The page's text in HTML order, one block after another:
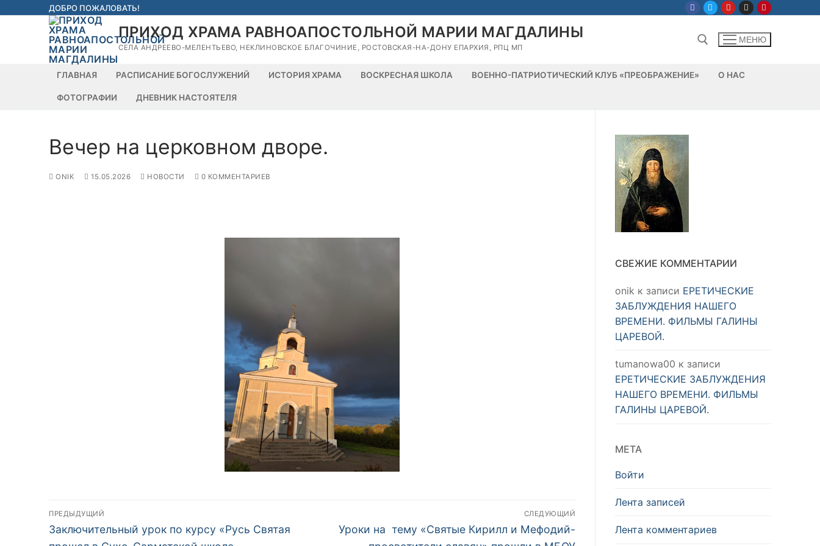
содержимому
ДОБРО ПОЖАЛОВАТЬ!
ПРИХОД ХРАМА РАВНОАПОСТОЛЬНОЙ МАРИИ МАГДАЛИНЫ
СЕЛА АНДРЕЕВО-МЕЛЕНТЬЕВО, НЕКЛИНОВСКОЕ БЛАГОЧИНИЕ, РОСТОВСКАЯ-НА-ДОНУ ЕПАРХИЯ, РПЦ МП
МЕНЮ
ГЛАВНАЯ РАСПИСАНИЕ БОГОСЛУЖЕНИЙ ИСТОРИЯ ХРАМА ВОСКРЕСНАЯ ШКОЛА ВОЕННО-ПАТРИОТИЧЕСКИЙ КЛУБ «ПРЕОБРАЖЕНИЕ» О НАС
ФОТОГРАФИИ ДНЕВНИК НАСТОЯТЕЛЯ
Вечер на церковном дворе.
ONIK 15.05.2026 НОВОСТИ 0 КОММЕНТАРИЕВ
Навигация
по
ПРЕДЫДУЩИЙ
Предыдущая
запись:
Заключительный урок по курсу «Русь Святая
СЛЕДУЮЩИЙ
Следующая
запись:
Уроки на тему «Святые Кирилл и Мефодий-
СВЕЖИЕ КОММЕНТАРИИ
onik к записи ЕРЕТИЧЕСКИЕ
ЗАБЛУЖДЕНИЯ НАШЕГО
ВРЕМЕНИ. ФИЛЬМЫ ГАЛИНЫ
ЦАРЕВОЙ.
tumanowa00 к записи
ЕРЕТИЧЕСКИЕ ЗАБЛУЖДЕНИЯ
НАШЕГО ВРЕМЕНИ. ФИЛЬМЫ
ГАЛИНЫ ЦАРЕВОЙ.
МЕТА
Войти
Лента записей
Лента комментариев